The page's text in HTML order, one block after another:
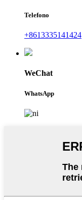
Telefono
+8613335141424
WeChat
WhatsApp